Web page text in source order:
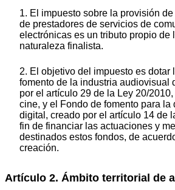
1. El impuesto sobre la provisión
de prestadores de servicios de
electrónicas es un tributo propio de
naturaleza finalista.
2. El objetivo del impuesto es dotar
fomento de la industria audiovisual
por el artículo 29 de la Ley 20/
cine, y el Fondo de fomento para la
digital, creado por el artículo 14 de
fin de financiar las actuaciones y
destinados estos fondos, de
creación.
Artículo 2. Ámbito territorial de